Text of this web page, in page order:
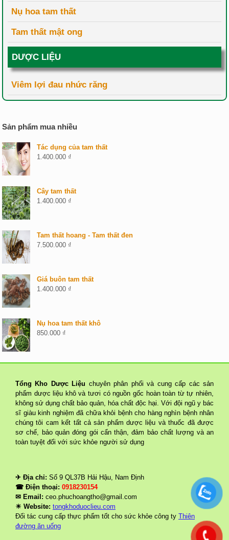
Nụ hoa tam thất
Tam thất mật ong
DƯỢC LIỆU
Viêm lợi đau nhức răng
Sản phẩm mua nhiều
Tác dụng của tam thất
1.400.000 ₫
Cây tam thất
1.400.000 ₫
Tam thất hoang - Tam thất đen
7.500.000 ₫
Giá buôn tam thất
1.400.000 ₫
Nụ hoa tam thất khô
850.000 ₫
Tổng Kho Dược Liệu chuyên phân phối và cung cấp các sản
phẩm dược liệu khô và tươi có nguồn gốc hoàn toàn từ tự nhiên,
không sử dụng chất bảo quản, hóa chất độc hại. Với đội ngũ y bác
sĩ giàu kinh nghiệm đã chữa khỏi bệnh cho hàng nghìn bệnh nhân
chúng tôi cam kết tất cả sản phẩm dược liệu và thuốc đã được
sơ chế, bảo quản đóng gói cẩn thận, đảm bảo chất lượng và an
toàn tuyệt đối với sức khỏe người sử dụng
✈ Địa chỉ: Số 9 QL37B Hải Hậu, Nam Định
☎ Điện thoại: 0918230154
✉ Email: ceo.phuchoangtho@gmail.com
☀ Website: tongkhoduoclieu.com
Đối tác cung cấp thực phẩm tốt cho sức khỏe công ty Thiên
đường ăn uống